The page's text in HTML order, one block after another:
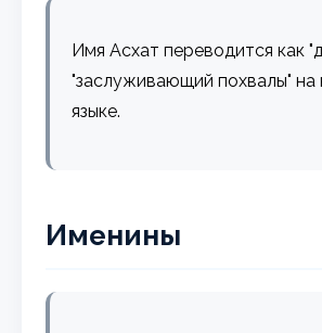
Имя Асхат переводится как
"заслуживающий похвалы" на
языке.
Именины